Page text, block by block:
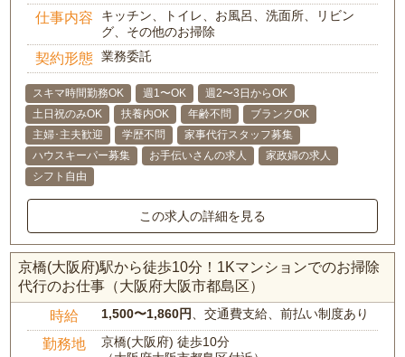
仕事内容
キッチン、トイレ、お風呂、洗面所、リビン
グ、その他のお掃除
契約形態 業務委託
スキマ時間勤務OK 週1〜OK
週2〜3日からOK
土日祝のみOK
扶養内OK 年齢不問
ブランクOK
主婦･主夫歓迎
学歴不問
家事代行スタッフ募集
ハウスキーパー募集
お手伝いさんの求人
家政婦の求人
シフト自由
この求人の詳細を見る
京橋(大阪府)駅から徒歩10分！1Kマンションでのお掃除
代行のお仕事（大阪府大阪市都島区）
時給 1,500〜1,860円、交通費支給、前払い制度あり
勤務地
京橋(大阪府) 徒歩10分